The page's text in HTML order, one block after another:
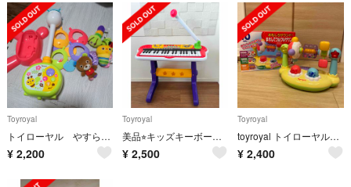
Toyroyal
トイローヤル やすらぎふわふわメリー
¥ 2,200
Toyroyal
美品⭐︎キッズキーボードDX
¥ 2,500
Toyroyal
toyroyal トイローヤル まわしてクルクルサウンド
¥ 2,400